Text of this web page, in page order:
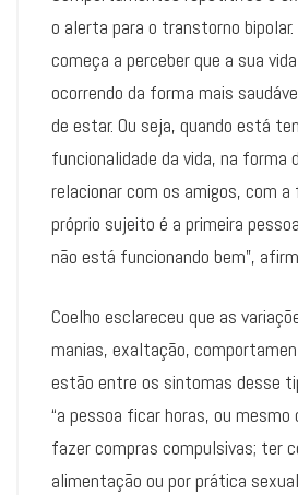
o alerta para o transtorno bipolar.
começa a perceber que a sua
ocorrendo da forma mais
de estar. Ou seja, quando está
funcionalidade da vida, na forma
relacionar com os amigos, com a
próprio sujeito é a primeira
não está funcionando bem”,
Coelho esclareceu que as
manias, exaltação,
estão entre os sintomas desse
“a pessoa ficar horas, ou mesmo
fazer compras compulsivas; ter
alimentação ou por prática